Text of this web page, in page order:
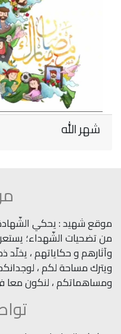
شهر الله
موقع شهيد : يحكي
من تضحيات الشّهداء؛
وآثارهم و حكاياتهم ، يخلّد
ويترك مساحة لكم ،
ومساهماتكم ، لنكون معا